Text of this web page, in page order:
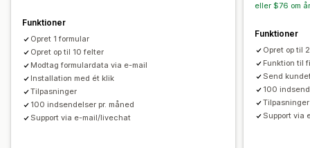
Datastyring
Mailsvar
Automatisk synkronisering
Kontrolpanel Formularbegrænsninger
Analyser
CAPTCHA
Tildeling
Administration af indsendelser
SMS Mail Dataeksport Analyser
Funktioner
Opret 1 formular
Opret op til 10 felter
Modtag formulardata via e-mail
Installation med ét klik
Tilpasninger
100 indsendelser pr. måned
Support via e-mail/livechat
eller $76 om
Funktioner
Opret op til
Funktion til
Send
100
Tilpasninger
Support via